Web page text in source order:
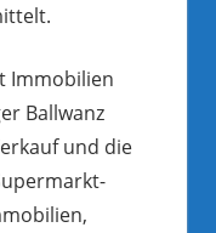
Immobilien
Ballwanz
und die